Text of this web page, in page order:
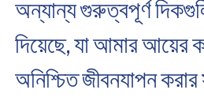
অন্যান্য গুরুত্বপূর্ণ
দিয়েছে, যা আমার আয়ের
অনিশ্চিত জীবনযাপন